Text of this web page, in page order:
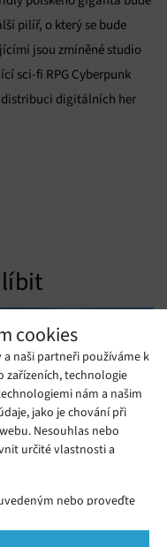
cookies
naši partneři používáme k
technologie
nám a našim
jako je chování při
Nesouhlas nebo
určité vlastnosti a
nebo proveďte
použity pouze na tomto
pilíř, o který se bude
jsou zmíněné studio
sci-fi RPG Cyberpunk
distribuci digitálních her
líbit
kousek